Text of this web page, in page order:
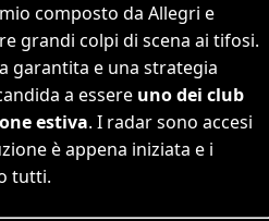
composto da Allegri e
grandi colpi di scena ai tifosi.
garantita e una strategia
a essere uno dei club
estiva. I radar sono accesi
è appena iniziata e i
tutti.